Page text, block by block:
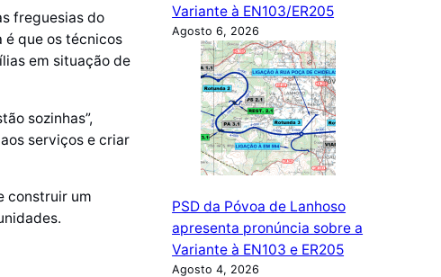
freguesias do
é que os técnicos
em situação de
sozinhas”,
serviços e criar
construir um
Variante à EN103/ER205
Agosto 6, 2026
PSD da Póvoa de Lanhoso
apresenta pronúncia sobre a
Variante à EN103 e ER205
Agosto 4, 2026